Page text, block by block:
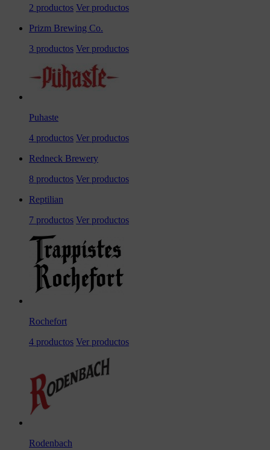
2 productos Ver productos
Prizm Brewing Co.
3 productos Ver productos
Puhaste
4 productos Ver productos
Redneck Brewery
8 productos Ver productos
Reptilian
7 productos Ver productos
Rochefort
4 productos Ver productos
Rodenbach